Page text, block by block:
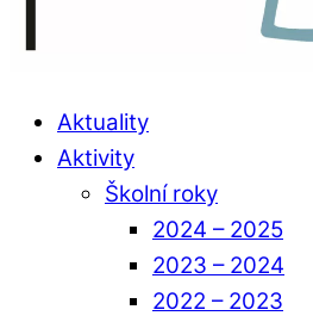
Aktuality
Aktivity
Školní roky
2024 – 2025
2023 – 2024
2022 – 2023